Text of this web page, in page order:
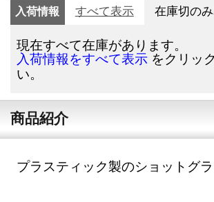
入荷情報 すべて表示 在庫切の
現在すべて在庫があります。
入荷情報をすべて表示 をクリッ
い。
商品紹介
プラスティック製のショットグラ